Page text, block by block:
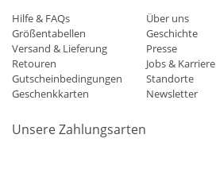
Hilfe & FAQs
Größentabellen
Versand & Lieferung
Retouren
Gutscheinbedingungen
Geschenkkarten
Über uns
Geschichte
Presse
Jobs & Karriere
Standorte
Newsletter
Unsere Zahlungsarten